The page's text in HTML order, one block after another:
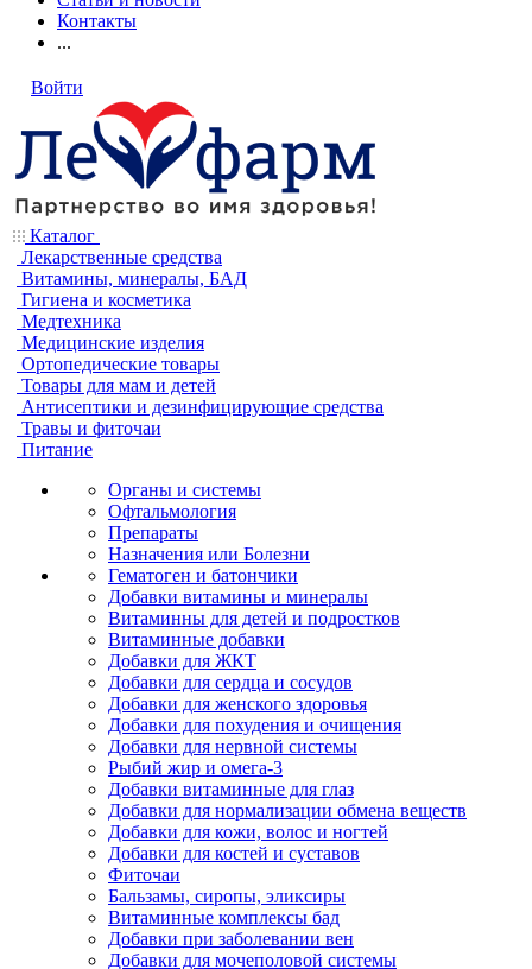
Контакты
...
Войти
Каталог
Лекарственные средства
Витамины, минералы, БАД
Гигиена и косметика
Медтехника
Медицинские изделия
Ортопедические товары
Товары для мам и детей
Антисептики и дезинфицирующие средства
Травы и фиточаи
Питание
Органы и системы
Офтальмология
Препараты
Назначения или Болезни
Гематоген и батончики
Добавки витамины и минералы
Витаминны для детей и подростков
Витаминные добавки
Добавки для ЖКТ
Добавки для сердца и сосудов
Добавки для женского здоровья
Добавки для похудения и очищения
Добавки для нервной системы
Рыбий жир и омега-3
Добавки витаминные для глаз
Добавки для нормализации обмена веществ
Добавки для кожи, волос и ногтей
Добавки для костей и суставов
Фиточаи
Бальзамы, сиропы, эликсиры
Витаминные комплексы бад
Добавки при заболевании вен
Добавки для мочеполовой системы